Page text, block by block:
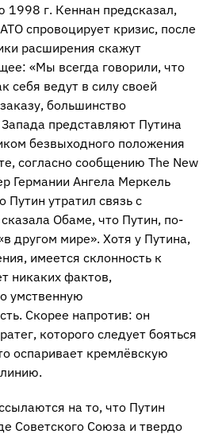
1998 г. Кеннан предсказал,
спровоцирует кризис, после
расширения скажут
«Мы всегда говорили, что
себя ведут в силу своей
большинство
представляют Путина
безвыходного положения
согласно сообщению The New
Германии Ангела Меркель
Путин утратил связь с
Обаме, что Путин, по-
другом мире». Хотя у Путина,
имеется склонность к
никаких фактов,
умственную
Скорее напротив: он
которого следует бояться
оспаривает кремлёвскую
на то, что Путин
Советского Союза и твердо